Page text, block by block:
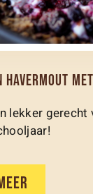
HAVERMOUT
lekker gerecht